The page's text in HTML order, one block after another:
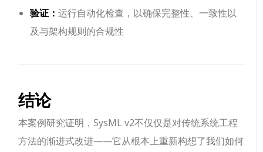
验证：运行自动化检查，以确保完整性、一致性以
及与架构规则的合规性
结论
本案例研究证明，SysML v2不仅仅是对传统系统工程
方法的渐进式改进——它从根本上重新构想了我们如何